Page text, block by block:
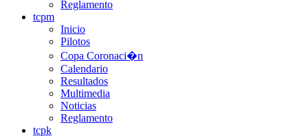
Reglamento
tcpm
Inicio
Pilotos
Copa Coronaci�n
Calendario
Resultados
Multimedia
Noticias
Reglamento
tcpk